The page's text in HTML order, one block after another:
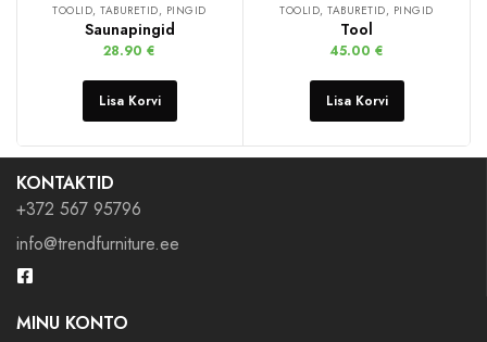
TOOLID, TABURETID, PINGID
Saunapingid
28.90 €
Lisa Korvi
TOOLID, TABURETID, PINGID
Tool
45.00 €
Lisa Korvi
KONTAKTID
+372 567 95796
info@trendfurniture.ee
MINU KONTO